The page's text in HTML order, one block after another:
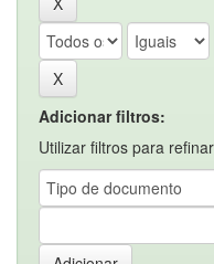
Adicionar filtros:
Utilizar filtros para